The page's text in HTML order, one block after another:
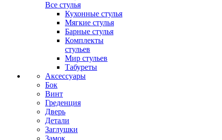
Все стулья
Кухонные стулья
Мягкие стулья
Барные стулья
Комплекты
стульев
Мир стульев
Табуреты
Аксессуары
Бок
Винт
Греденция
Дверь
Детали
Заглушки
Замок